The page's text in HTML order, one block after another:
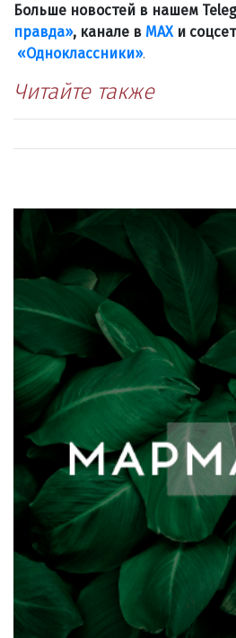
Больше новостей в нашем
правда», канале в МАХ и
«Одноклассники».
Читайте также